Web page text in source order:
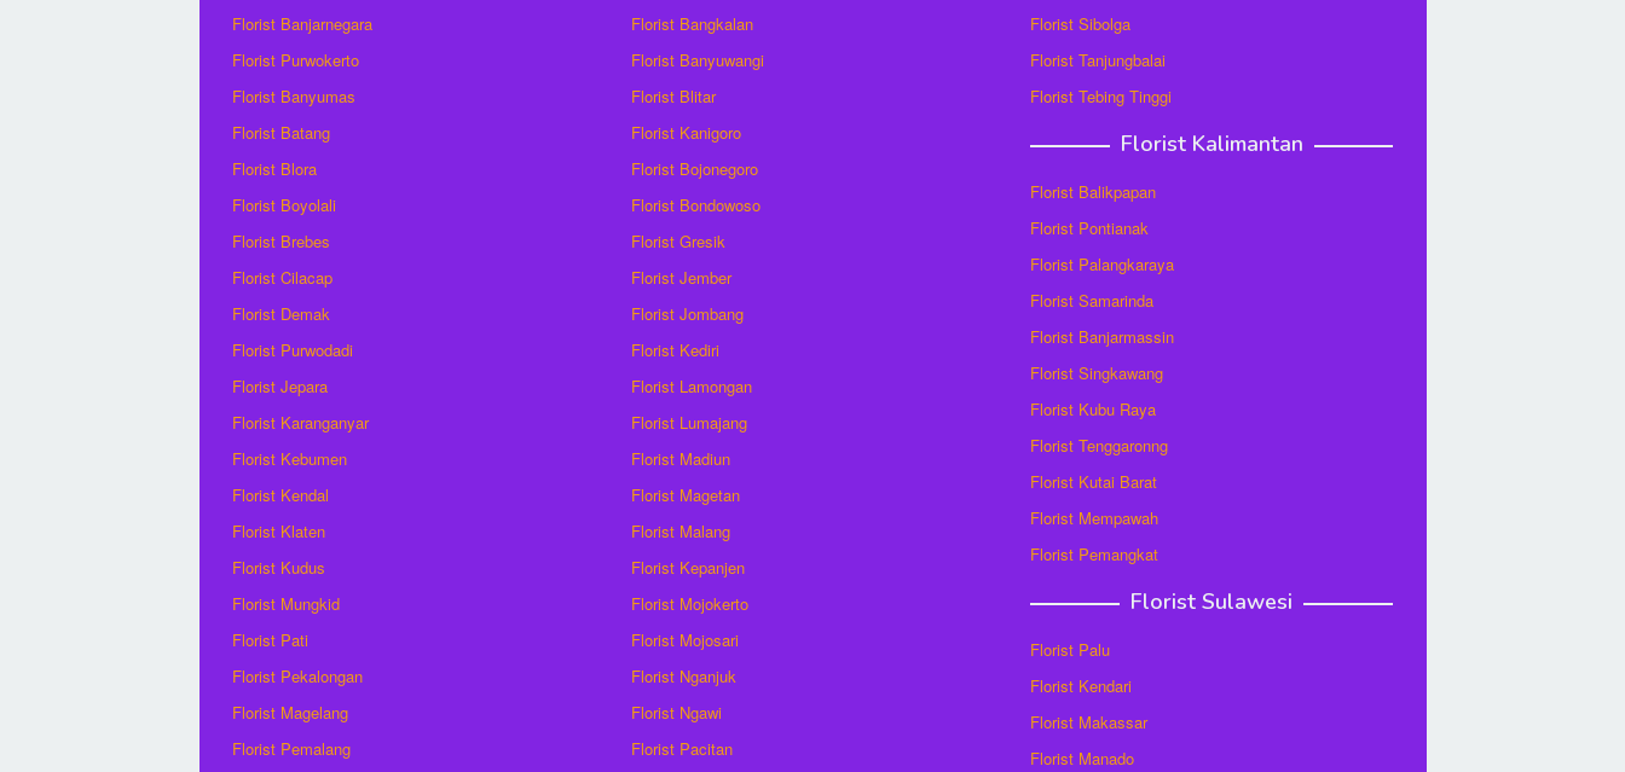
Florist Banjarnegara
Florist Purwokerto
Florist Banyumas
Florist Batang
Florist Blora
Florist Boyolali
Florist Brebes
Florist Cilacap
Florist Demak
Florist Purwodadi
Florist Jepara
Florist Karanganyar
Florist Kebumen
Florist Kendal
Florist Klaten
Florist Kudus
Florist Mungkid
Florist Pati
Florist Pekalongan
Florist Magelang
Florist Pemalang
Florist Bangkalan
Florist Banyuwangi
Florist Blitar
Florist Kanigoro
Florist Bojonegoro
Florist Bondowoso
Florist Gresik
Florist Jember
Florist Jombang
Florist Kediri
Florist Lamongan
Florist Lumajang
Florist Madiun
Florist Magetan
Florist Malang
Florist Kepanjen
Florist Mojokerto
Florist Mojosari
Florist Nganjuk
Florist Ngawi
Florist Pacitan
Florist Sibolga
Florist Tanjungbalai
Florist Tebing Tinggi
Florist Kalimantan
Florist Balikpapan
Florist Pontianak
Florist Palangkaraya
Florist Samarinda
Florist Banjarmassin
Florist Singkawang
Florist Kubu Raya
Florist Tenggaronng
Florist Kutai Barat
Florist Mempawah
Florist Pemangkat
Florist Sulawesi
Florist Palu
Florist Kendari
Florist Makassar
Florist Manado